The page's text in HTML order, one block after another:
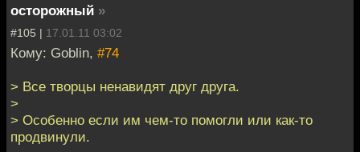
осторожный »
#105 | 17.01.11 03:02
Кому: Goblin, #74
> Все творцы ненавидят друг друга.
>
> Особенно если им чем-то помогли или как-то
продвинули.